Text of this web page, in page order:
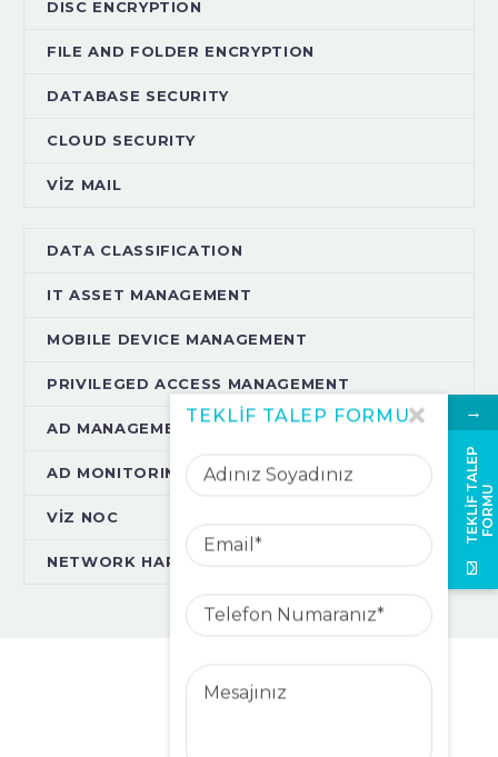
DISC ENCRYPTION
FILE AND FOLDER ENCRYPTION
DATABASE SECURITY
CLOUD SECURITY
VİZ MAIL
DATA CLASSIFICATION
IT ASSET MANAGEMENT
MOBILE DEVICE MANAGEMENT
PRIVILEGED ACCESS MANAGEMENT
AD MANAGEMENT
AD MONITORING
VİZ NOC
NETWORK HARDENING
→
T
E
K
L
İ
FT
A
L
E
P
F
O
R
MU
TEKLİF TALEP FORMU
Soyadınız
Numaranız